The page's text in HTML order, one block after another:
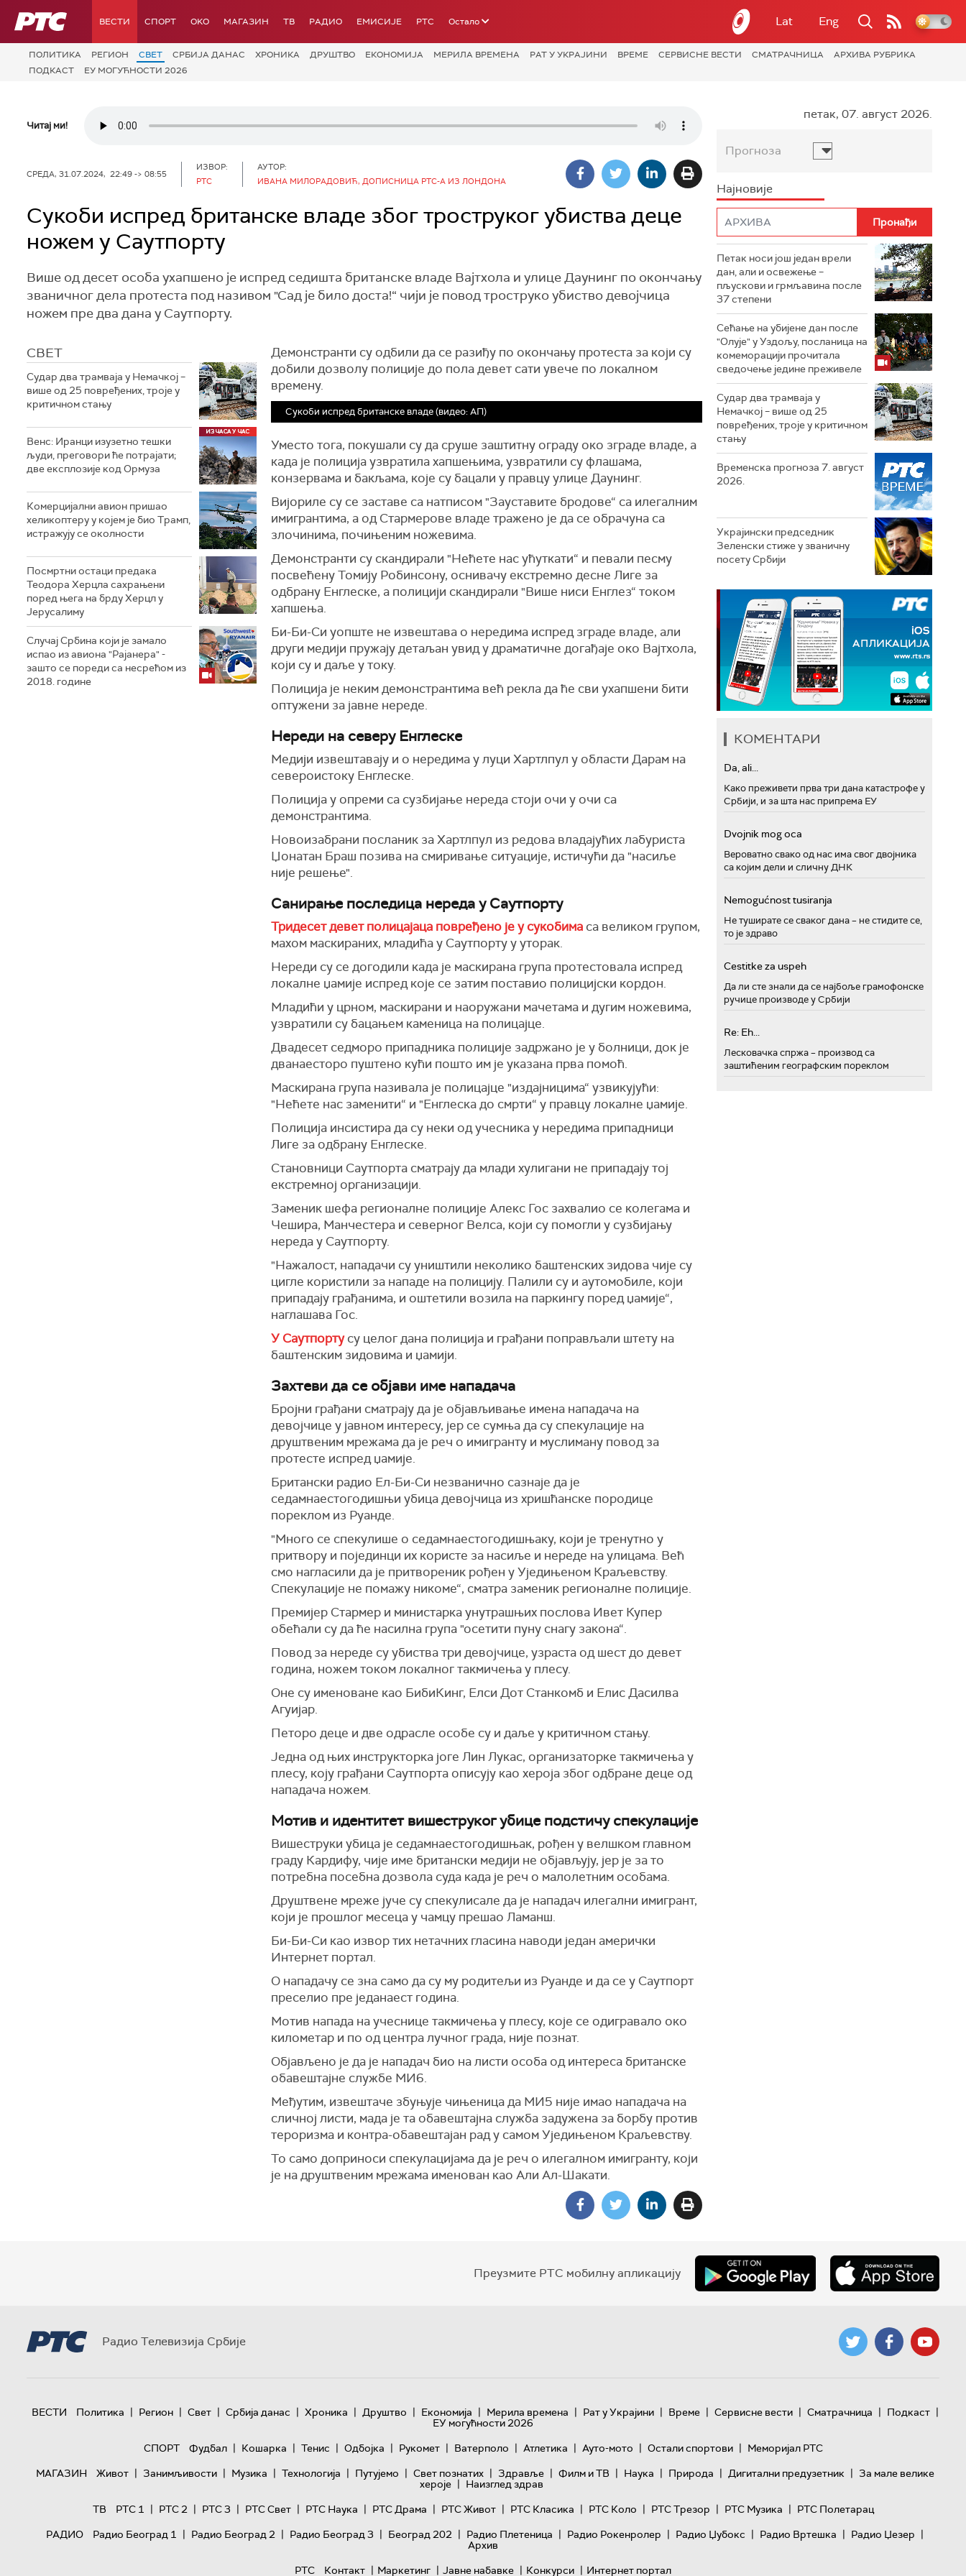
РТС ВЕСТИ СПОРТ OKO МАГАЗИН ТВ РАДИО ЕМИСИЈЕ РТС Остало Lat Eng
ПОЛИТИКА РЕГИОН СВЕТ СРБИЈА ДАНАС ХРОНИКА ДРУШТВО ЕКОНОМИЈА МЕРИЛА ВРЕМЕНА РАТ У УКРАЈИНИ ВРЕМЕ СЕРВИСНЕ ВЕСТИ СМАТРАЧНИЦА
АРХИВА РУБРИКА
ПОДКАСТ
ЕУ МОГУЋНОСТИ 2026
Читај ми!
СРЕДА, 31.07.2024, 22:49 -> 08:55
ИЗВОР:
РТС
АУТОР:
ИВАНА МИЛОРАДОВИЋ, ДОПИСНИЦА РТС-А ИЗ ЛОНДОНА
Сукоби испред британске владе због троструког убиства деце
ножем у Саутпорту
Више од десет особа ухапшено је испред седишта британске владе Вајтхола и улице Даунинг по окончању
званичног дела протеста под називом "Сад је било доста!“ чији је повод троструко убиство девојчица
ножем пре два дана у Саутпорту.
СВЕТ
Судар два трамваја у Немачкој –
више од 25 повређених, троје у
критичном стању
Венс: Иранци изузетно тешки
људи, преговори ће потрајати;
две експлозије код Ормуза
Комерцијални авион пришао
хеликоптеру у којем је био Трамп,
истражују се околности
Посмртни остаци предака
Теодора Херцла сахрањени
поред њега на брду Херцл у
Јерусалиму
Случај Србина који је замало
испао из авиона "Рајанера" -
зашто се пореди са несрећом из
2018. године
Демонстранти су одбили да се разиђу по окончању протеста за који су
добили дозволу полиције до пола девет сати увече по локалном
времену.
Сукоби испред британске владе (видео: АП)
Уместо тога, покушали су да сруше заштитну ограду око зграде владе, а
када је полиција узвратила хапшењима, узвратили су флашама,
конзервама и бакљама, које су бацали у правцу улице Даунинг.
Вијориле су се заставе са натписом "Зауставите бродове“ са илегалним
имигрантима, а од Стармерове владе тражено је да се обрачуна са
злочинима, почињеним ножевима.
Демонстранти су скандирали "Нећете нас ућуткати“ и певали песму
посвећену Томију Робинсону, оснивачу екстремно десне Лиге за
одбрану Енглеске, а полицији скандирали "Више ниси Енглез“ током
хапшења.
Би-Би-Си уопште не извештава о нередима испред зграде владе, али
други медији пружају детаљан увид у драматичне догађаје око Вајтхола,
који су и даље у току.
Полиција је неким демонстрантима већ рекла да ће сви ухапшени бити
оптужени за јавне нереде.
Нереди на северу Енглеске
Медији извештавају и о нередима у луци Хартлпул у области Дарам на
североистоку Енглеске.
Полиција у опреми са сузбијање нереда стоји очи у очи са
демонстрантима.
Новоизабрани посланик за Хартлпул из редова владајућих лабуриста
Џонатан Браш позива на смиривање ситуације, истичући да "насиље
није решење".
Санирање последица нереда у Саутпорту
Тридесет девет полицајаца повређено је у сукобима са великом групом,
махом маскираних, младића у Саутпорту у уторак.
Нереди су се догодили када је маскирана група протестовала испред
локалне џамије испред које се затим поставио полицијски кордон.
Младићи у црном, маскирани и наоружани мачетама и дугим ножевима,
узвратили су бацањем каменица на полицајце.
Двадесет седморо припадника полиције задржано је у болници, док је
дванаесторо пуштено кући пошто им је указана прва помоћ.
Маскирана група називала је полицајце "издајницима“ узвикујући:
"Нећете нас заменити“ и "Енглеска до смрти“ у правцу локалне џамије.
Полиција инсистира да су неки од учесника у нередима припадници
Лиге за одбрану Енглеске.
Становници Саутпорта сматрају да млади хулигани не припадају тој
екстремној организацији.
Заменик шефа регионалне полиције Алекс Гос захвалио се колегама и
Чешира, Манчестера и северног Велса, који су помогли у сузбијању
нереда у Саутпорту.
"Нажалост, нападачи су уништили неколико баштенских зидова чије су
цигле користили за нападе на полицију. Палили су и аутомобиле, који
припадају грађанима, и оштетили возила на паркингу поред џамије“,
наглашава Гос.
У Саутпортусу целог дана полиција и грађани поправљали штету на
баштенским зидовима и џамији.
Захтеви да се објави име нападача
Бројни грађани сматрају да је објављивање имена нападача на
девојчице у јавном интересу, јер се сумња да су спекулације на
друштвеним мрежама да је реч о имигранту и муслиману повод за
протесте испред џамије.
Британски радио Ел-Би-Си незванично сазнаје да је
седамнаестогодишњи убица девојчица из хришћанске породице
пореклом из Руанде.
"Много се спекулише о седамнаестогодишњаку, који је тренутно у
притвору и појединци их користе за насиље и нереде на улицама. Већ
смо нагласили да је притвореник рођен у Уједињеном Краљевству.
Спекулације не помажу никоме“, сматра заменик регионалне полиције.
Премијер Стармер и министарка унутрашњих послова Ивет Купер
обећали су да ће насилна група "осетити пуну снагу закона“.
Повод за нереде су убиства три девојчице, узраста од шест до девет
година, ножем током локалног такмичења у плесу.
Оне су именоване као БибиКинг, Елси Дот Станкомб и Елис Дасилва
Агуијар.
Петоро деце и две одрасле особе су и даље у критичном стању.
Једна од њих инструкторка јоге Лин Лукас, организаторке такмичења у
плесу, коју грађани Саутпорта описују као хероја због одбране деце од
нападача ножем.
Мотив и идентитет вишеструког убице подстичу спекулације
Вишеструки убица је седамнаестогодишњак, рођен у велшком главном
граду Кардифу, чије име британски медији не објављују, јер је за то
потребна посебна дозвола суда када је реч о малолетним особама.
Друштвене мреже јуче су спекулисале да је нападач илегални имигрант,
који је прошлог месеца у чамцу прешао Ламанш.
Би-Би-Си као извор тих нетачних гласина наводи један амерички
Интернет портал.
О нападачу се зна само да су му родитељи из Руанде и да се у Саутпорт
преселио пре једанаест година.
Мотив напада на учеснице такмичења у плесу, које се одигравало око
километар и по од центра лучног града, није познат.
Објављено је да је нападач био на листи особа од интереса британске
обавештајне службе МИ6.
Међутим, извештаче збуњује чињеница да МИ5 није имао нападача на
сличној листи, мада је та обавештајна служба задужена за борбу против
тероризма и контра-обавештајан рад у самом Уједињеном Краљевству.
То само доприноси спекулацијама да је реч о илегалном имигранту, који
је на друштвеним мрежама именован као Али Ал-Шакати.
петак, 07. август 2026.
Прогноза
Најновије
Петак носи још један врели
дан, али и освежење –
пљускови и грмљавина после
37 степени
Сећање на убијене дан после
"Олује" у Уздољу, посланица на
комеморацији прочитала
сведочење једине преживеле
Судар два трамваја у
Немачкој – више од 25
повређених, троје у критичном
стању
Временска прогноза 7. август
2026.
Украјински председник
Зеленски стиже у званичну
посету Србији
КОМЕНТАРИ
Da, ali...
Како преживети прва три дана катастрофе у
Србији, и за шта нас припрема ЕУ
Dvojnik mog oca
Вероватно свако од нас има свог двојника
са којим дели и сличну ДНК
Nemogućnost tusiranja
Не туширате се сваког дана – не стидите се,
то је здраво
Cestitke za uspeh
Да ли сте знали да се најбоље грамофонске
ручице производе у Србији
Re: Eh...
Лесковачка спржа – производ са
заштићеним географским пореклом
Преузмите РТС мобилну апликацију
Радио Телевизија Србије
ВЕСТИ Политика | Регион | Свет | Србија данас | Хроника | Друштво | Економија | Мерила времена | Рат у Украјини | Време | Сервисне вести | Сматрачница | Подкаст |
ЕУ могућности 2026
СПОРТ
Фудбал | Кошарка | Тенис | Одбојка | Рукомет | Ватерполо | Атлетика | Ауто-мото | Остали спортови | Меморијал РТС
МАГАЗИН
Живот | Занимљивости | Музика | Технологијa | Путујемо | Свет познатих | Здравље | Филм и ТВ | Наука | Природа | Дигитални предузетник | За мале велике
хероје | Наизглед здрав
ТВ
РТС 1 | РТС 2 | РТС 3 | РТС Свет | РТС Наука | РТС Драма | РТС Живот | РТС Класика | РТС Коло | РТС Трезор | РТС Музика | РТС Полетарац
РАДИО
Радио Београд 1 | Радио Београд 2 | Радио Београд 3 | Београд 202 | Радио Плетеница | Радио Рокенролер | Радио Џубокс | Радио Вртешка | Радио Џезер |
Архив
РТС
Контакт | Маркетинг | Јавне набавке | Конкурси | Интернет портал